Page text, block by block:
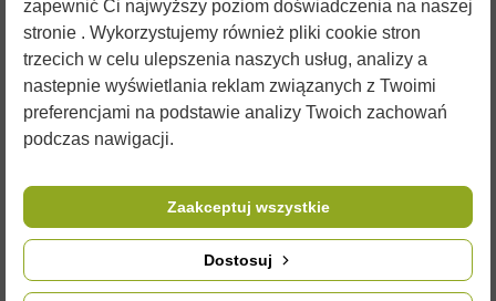
wyjmowanie gotowych świec.
W naszym sklepie znajdą Państwoformy na każdą okazję
doskonałego urozmaicenia produkcji świecprzydadzą się
barwniki i aromaty
które również można znaleźć w naszym
sklepie.
prostych krokach:
Potrzebne będą:
knot o odpowiedniej grubości, dobrany do wielkości
zapewnić Ci najwyższy poziom doświadczenia na naszej
stronie . Wykorzystujemy również pliki cookie stron
trzecich w celu ulepszenia naszych usług, analizy a
nastepnie wyświetlania reklam związanych z Twoimi
preferencjami na podstawie analizy Twoich zachowań
podczas nawigacji.
Dostosuj
Zaakceptuj wszystkie